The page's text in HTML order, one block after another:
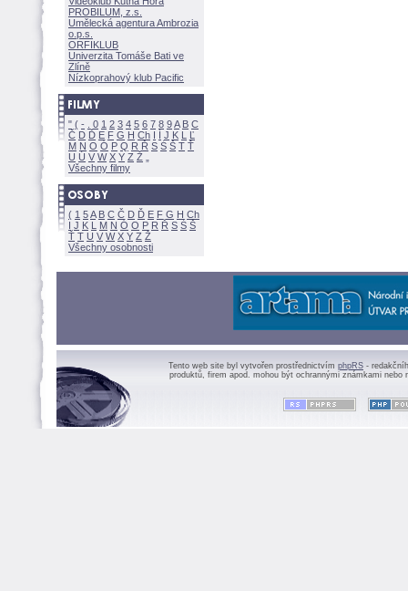
PROBILUM, z.s.
Umělecká agentura Ambrozia
o.p.s.
ORFIKLUB
Univerzita Tomáše Bati ve
Zlíně
Nízkoprahový klub Pacific
" ( - 0 1 2 3 4 5 6 7 8 9A B C
Č D Ď E F G H Ch I Í J K L
Ľ
M N O Ó P Q R Ř S Ś T Ť
U Ú V W X Y Z
Všechny filmy
( 1 5A B C Č D Ď E F G H Ch
I J K L M N Ó O P R Ř S Ś
Ť T U V W X Y Z
Všechny osobnosti
Tento web site byl vytvořen prostřednictvím phpRS -
produktů, firem apod. mohou být ochrannými známkami